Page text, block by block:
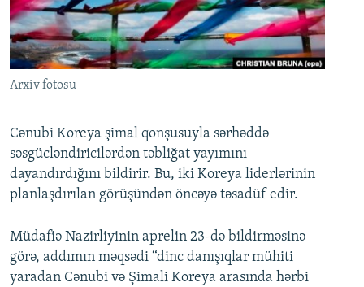
İNFOQRAFIKA
KARIKATURA
AZƏRBAYCAN ƏDƏBIYYATI KITABXANASI
İSLAM VƏ DEMOKRATIYA
MISSIYAMIZ
PEŞƏ ETIKASI VƏ JURNALISTIKA STANDARTLARIMIZ
BIZIMLƏ ƏLAQƏ
XƏBƏR BÜLLETENLƏRIMIZ
BIZI IZLƏ
Arxiv fotosu
Cənubi Koreya şimal qonşusuyla sərhəddə
səsgücləndiricilərdən təbliğat yayımını
dayandırdığını bildirir. Bu, iki Koreya liderlərinin
planlaşdırılan görüşündən öncəyə təsadüf edir.
Müdafiə Nazirliyinin aprelin 23-də bildirməsinə
görə, addımın məqsədi “dinc danışıqlar mühiti
yaradan Cənubi və Şimali Koreya arasında hərbi